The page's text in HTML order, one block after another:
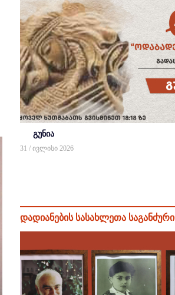
გუნია
31 / ივლისი 2026
დადიანების სასახლეთა საგანძური